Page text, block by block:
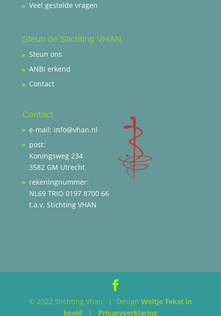
Veel gestelde vragen
Steun de Stichting VHAN
Steun ons
ANBI erkend
Contact
Contact
e-mail: info@vhan.nl
post:
Koningsweg 234
3582 GM Utrecht
rekeningnummer:
NL69 TRIO 0197 8700 66
t.a.v. Stichting VHAN
© 2022 Stichting Vhan | Design Weitje Tekst in
beeld | Privacyverklaring